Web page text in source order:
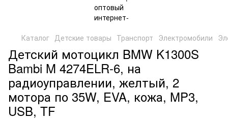
Каталог Детские товары Транспорт Электромобили
Детский мотоцикл BMW K1300S
Bambi M 4274ELR-6, на
радиоуправлении, желтый, 2
мотора по 35W, EVA, кожа, MP3,
USB, TF